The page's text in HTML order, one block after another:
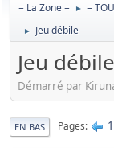
= La Zone = ► =
► Jeu débile
Jeu débile
Démarré par
EN BAS Pages 1